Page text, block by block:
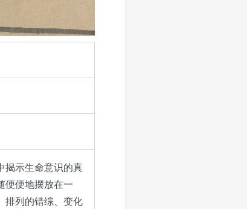
揭示生命意识的真
便便地摆放在一
排列的错综、变化